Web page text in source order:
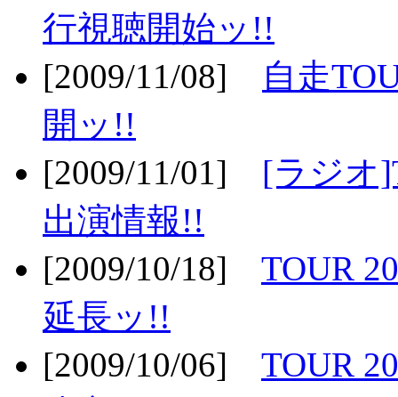
行視聴開始ッ!!
[2009/11/08]
自走
開ッ!!
[2009/11/01] [ラジオ
出演情報!!
[2009/10/18] TOUR
延長ッ!!
[2009/10/06] TOUR